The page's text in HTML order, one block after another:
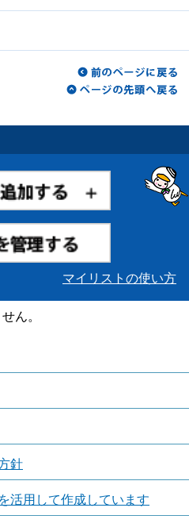
マイリストの使い方
ん。
針
活用して作成しています